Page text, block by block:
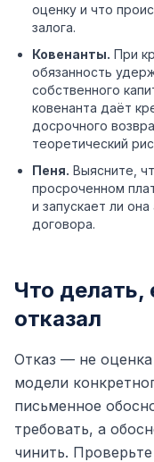
оценку и что
залога.
Ковенанты. При
обязанность
собственного
ковенанта даёт
досрочного
теоретический
Пеня. Выясните,
просроченном
и запускает ли
договора.
Что делать,
отказал
Отказ — не оценка
модели
письменное
требовать, а
чинить.